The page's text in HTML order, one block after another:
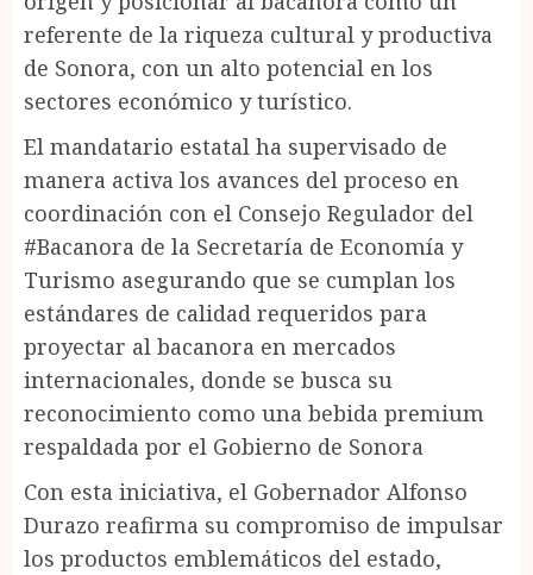
referente de la riqueza cultural y productiva
de Sonora, con un alto potencial en los
sectores económico y turístico.
El mandatario estatal ha supervisado de
manera activa los avances del proceso en
coordinación con el Consejo Regulador del
#Bacanora de la Secretaría de Economía y
Turismo asegurando que se cumplan los
estándares de calidad requeridos para
proyectar al bacanora en mercados
internacionales, donde se busca su
reconocimiento como una bebida premium
respaldada por el Gobierno de Sonora
Con esta iniciativa, el Gobernador Alfonso
Durazo reafirma su compromiso de impulsar
los productos emblemáticos del estado,